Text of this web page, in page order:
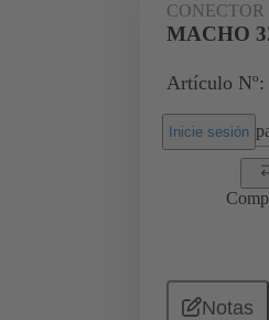
MACHO
Artículo Nº:
Inicie sesión
Notas